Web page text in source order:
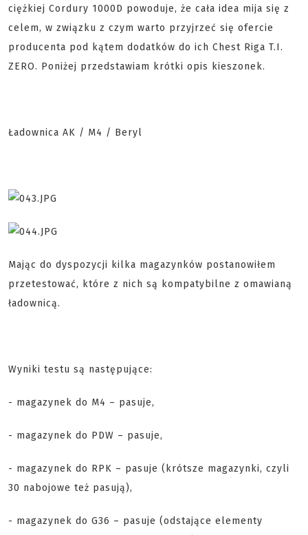
ciężkiej Cordury 1000D powoduje, że cała idea mija się z
celem, w związku z czym warto przyjrzeć się ofercie
producenta pod kątem dodatków do ich Chest Riga T.I.
ZERO. Poniżej przedstawiam krótki opis kieszonek.
Ładownica AK / M4 / Beryl
Mając do dyspozycji kilka magazynków postanowiłem
przetestować, które z nich są kompatybilne z omawianą
ładownicą.
Wyniki testu są następujące:
- magazynek do M4 – pasuje,
- magazynek do PDW – pasuje,
- magazynek do RPK – pasuje (krótsze magazynki, czyli
30 nabojowe też pasują),
- magazynek do G36 – pasuje (odstające elementy